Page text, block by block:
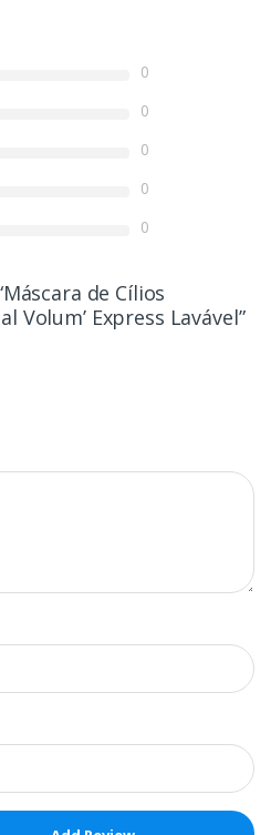
0
0
0
0
0
de Cílios
Volum’ Express Lavável”